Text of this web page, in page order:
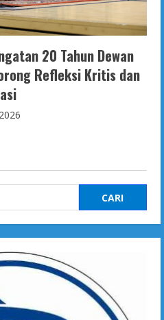
20 Tahun Dewan
Refleksi Kritis dan